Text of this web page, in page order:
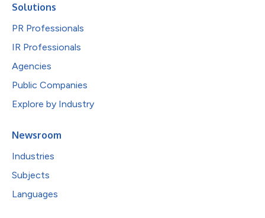
Solutions
PR Professionals
IR Professionals
Agencies
Public Companies
Explore by Industry
Newsroom
Industries
Subjects
Languages